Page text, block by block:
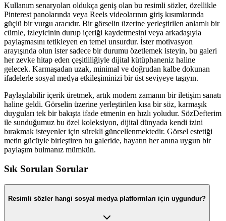
Kullanım senaryoları oldukça geniş olan bu resimli sözler, özellikle
Pinterest panolarında veya Reels videolarının giriş kısımlarında
güçlü bir vurgu aracıdır. Bir görselin üzerine yerleştirilen anlamlı bir
cümle, izleyicinin durup içeriği kaydetmesini veya arkadaşıyla
paylaşmasını tetikleyen en temel unsurdur. İster motivasyon
arayışında olun ister sadece bir durumu özetlemek isteyin, bu galeri
her zevke hitap eden çeşitliliğiyle dijital kütüphaneniz haline
gelecek. Karmaşadan uzak, minimal ve doğrudan kalbe dokunan
ifadelerle sosyal medya etkileşiminizi bir üst seviyeye taşıyın.
Paylaşılabilir içerik üretmek, artık modern zamanın bir iletişim sanatı
haline geldi. Görselin üzerine yerleştirilen kısa bir söz, karmaşık
duyguları tek bir bakışta ifade etmenin en hızlı yoludur. SözDefterim
ile sunduğumuz bu özel koleksiyon, dijital dünyada kendi izini
bırakmak isteyenler için sürekli güncellenmektedir. Görsel estetiği
metin gücüyle birleştiren bu galeride, hayatın her anına uygun bir
paylaşım bulmanız mümkün.
Sık Sorulan Sorular
Resimli sözler hangi sosyal medya platformları için uygundur?